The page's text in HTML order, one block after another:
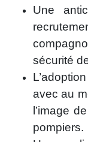
Une
sécurité
avec au
l’image
pompiers.